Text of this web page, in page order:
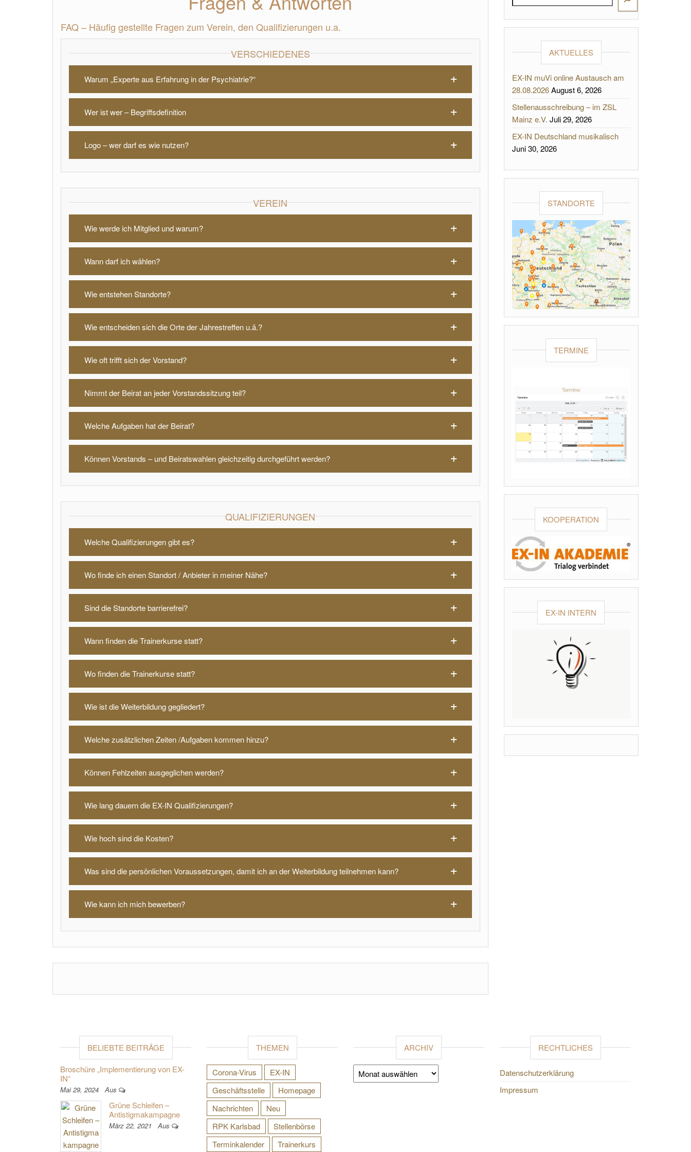
FAQ – Häufig gestellte Fragen zum Verein, den Qualifizierungen u.a.
VERSCHIEDENES
Warum „Experte aus Erfahrung in der Psychiatrie?“
Wer ist wer – Begriffsdefinition
Logo – wer darf es wie nutzen?
VEREIN
Wie werde ich Mitglied und warum?
Wann darf ich wählen?
Wie entstehen Standorte?
Wie entscheiden sich die Orte der Jahrestreffen u.ä.?
Wie oft trifft sich der Vorstand?
Nimmt der Beirat an jeder Vorstandssitzung teil?
Welche Aufgaben hat der Beirat?
Können Vorstands – und Beiratswahlen gleichzeitig durchgeführt werden?
QUALIFIZIERUNGEN
Welche Qualifizierungen gibt es?
Wo finde ich einen Standort / Anbieter in meiner Nähe?
Sind die Standorte barrierefrei?
Wann finden die Trainerkurse statt?
Wo finden die Trainerkurse statt?
Wie ist die Weiterbildung gegliedert?
Welche zusätzlichen Zeiten /Aufgaben kommen hinzu?
Können Fehlzeiten ausgeglichen werden?
Wie lang dauern die EX-IN Qualifizierungen?
Wie hoch sind die Kosten?
Was sind die persönlichen Voraussetzungen, damit ich an der Weiterbildung teilnehmen kann?
Wie kann ich mich bewerben?
AKTUELLES
EX-IN muVi online Austausch am
28.08.2026 August 6, 2026
Stellenausschreibung – im ZSL
Mainz e.V. Juli 29, 2026
EX-IN Deutschland musikalisch
Juni 30, 2026
STANDORTE
TERMINE
KOOPERATION
EX-IN INTERN
BELIEBTE BEITRÄGE
Broschüre „Implementierung von EX-
IN“
Mai 29, 2024 Aus
Grüne Schleifen –
Antistigmakampagne
März 22, 2021 Aus
THEMEN
Corona-Virus
EX-IN
Geschäftsstelle
Homepage
Nachrichten
Neu
RPK Karlsbad
Stellenbörse
Terminkalender
Trainerkurs
ARCHIV
Archiv
RECHTLICHES
Datenschutzerklärung
Impressum